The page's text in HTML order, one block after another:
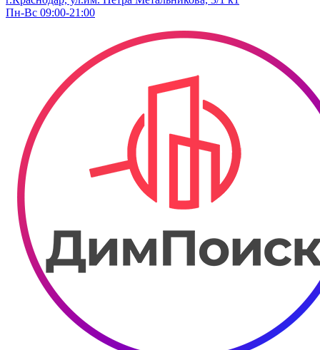
Пн-Вс 09:00-21:00